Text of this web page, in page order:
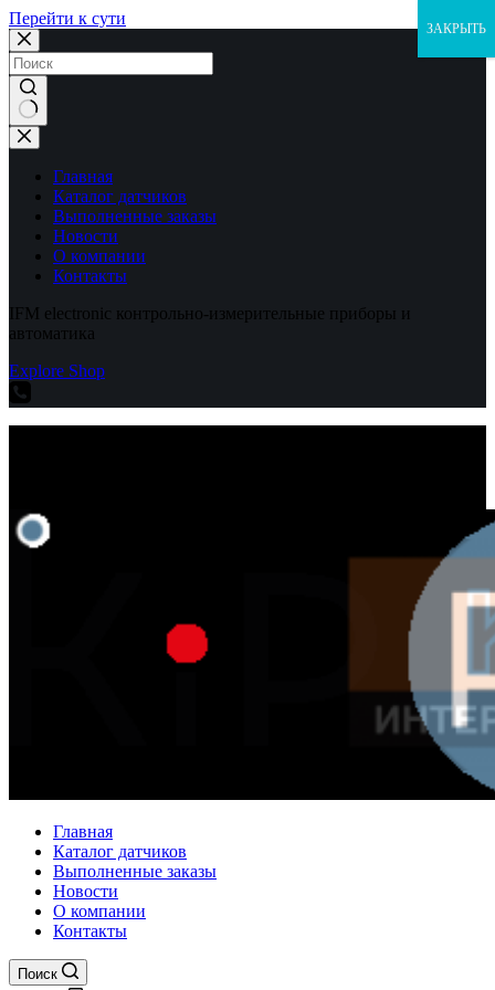
Перейти к сути
Ничего
не
найденоГлавная
Каталог датчиков
Выполненные заказы
Новости
О компании
Контакты
IFM electronic контрольно-измерительные приборы и
автоматика
Explore Shop
Главная
Каталог датчиков
Выполненные заказы
Новости
О компании
Контакты
Поиск
ЗАКРЫТЬ